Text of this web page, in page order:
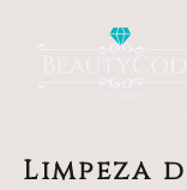
Limpeza